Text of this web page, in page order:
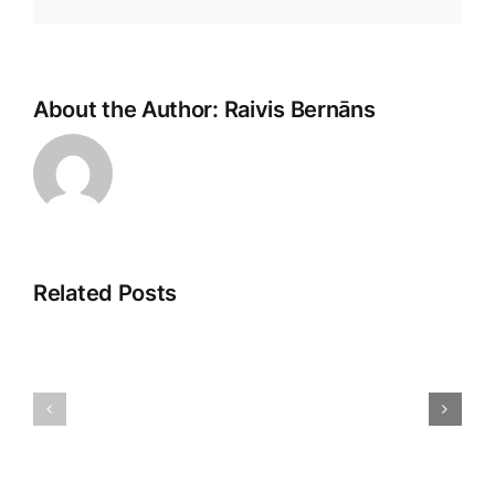
About the Author: Raivis Bernāns
Related Posts
2025:
Nākotnes